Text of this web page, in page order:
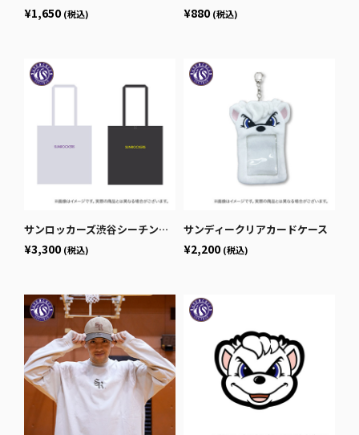
¥1,650 (税込) ¥880 (税込)
サンロッカーズ渋谷シーチングトート
¥3,300 (税込)
サンディークリアカードケース
¥2,200 (税込)